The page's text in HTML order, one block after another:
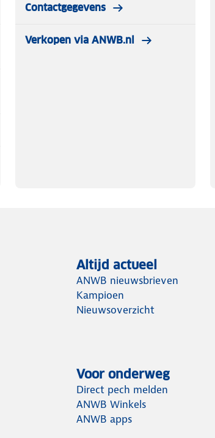
Contactgegevens
Verkopen via ANWB.nl
Altijd actueel
ANWB nieuwsbrieven
Kampioen
Nieuwsoverzicht
Voor onderweg
Direct pech melden
ANWB Winkels
ANWB apps